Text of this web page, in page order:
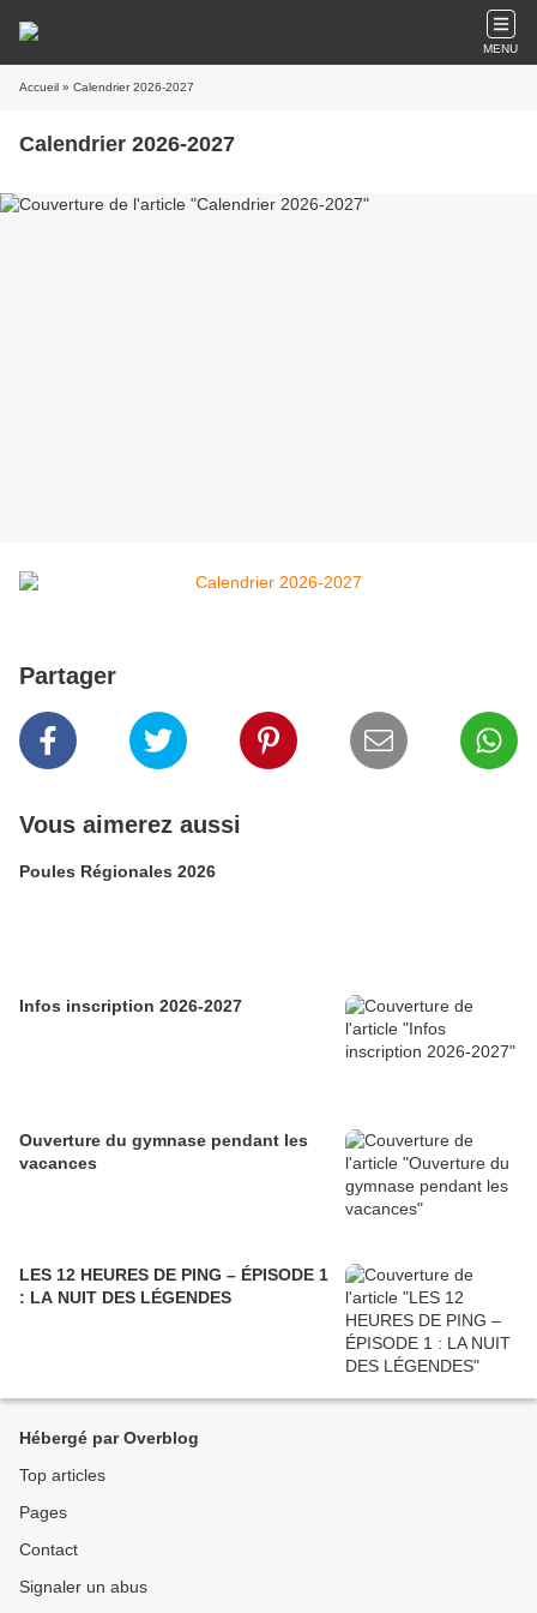
MENU
Accueil » Calendrier 2026-2027
Calendrier 2026-2027
Partager
Vous aimerez aussi
Poules Régionales 2026
Infos inscription 2026-2027
Ouverture du gymnase pendant les
vacances
LES 12 HEURES DE PING – ÉPISODE 1
: LA NUIT DES LÉGENDES
Hébergé par Overblog
Top articles
Pages
Contact
Signaler un abus